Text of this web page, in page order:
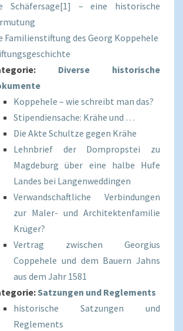
Schäfersage[1] – eine historische
Familienstiftung des Georg Koppehele
Diverse historische
Koppehele – wie schreibt man das?
Stipendiensache: Krähe und …
Die Akte Schultze gegen Krähe
Lehnbrief der Dompropstei zu
Magdeburg über eine halbe Hufe
Landes bei Langenweddingen
Verwandschaftliche Verbindungen
zur Maler- und Architektenfamilie
Krüger?
Vertrag zwischen Georgius
Coppehele und dem Bauern Jahns
aus dem Jahr 1581
Satzungen und Reglements
historische Satzungen und
Reglements